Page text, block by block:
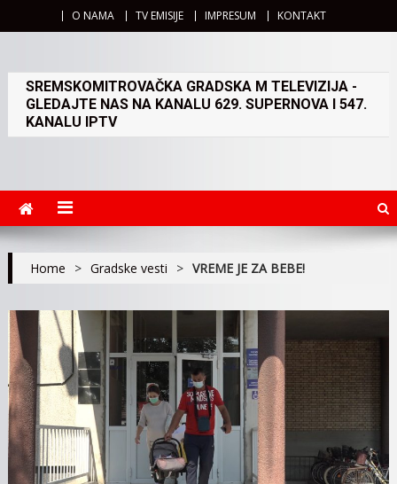
O NAMA TV EMISIJE IMPRESUM KONTAKT
SREMSKOMITROVAČKA GRADSKA M TELEVIZIJA -
GLEDAJTE NAS NA KANALU 629. SUPERNOVA I 547.
KANALU IPTV
Home > Gradske vesti > VREME JE ZA BEBE!